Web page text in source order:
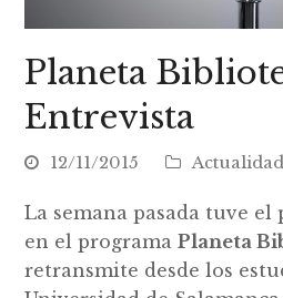
Planeta
Entrevista
12/11/2015 Actualidad
La semana pasada tuve
en el programaPlaneta
retransmite desde los